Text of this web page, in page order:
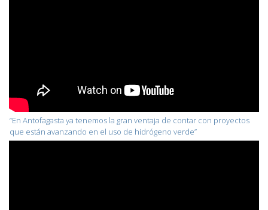
“En Antofagasta ya tenemos la gran ventaja de contar con proyectos
que están avanzando en el uso de hidrógeno verde”